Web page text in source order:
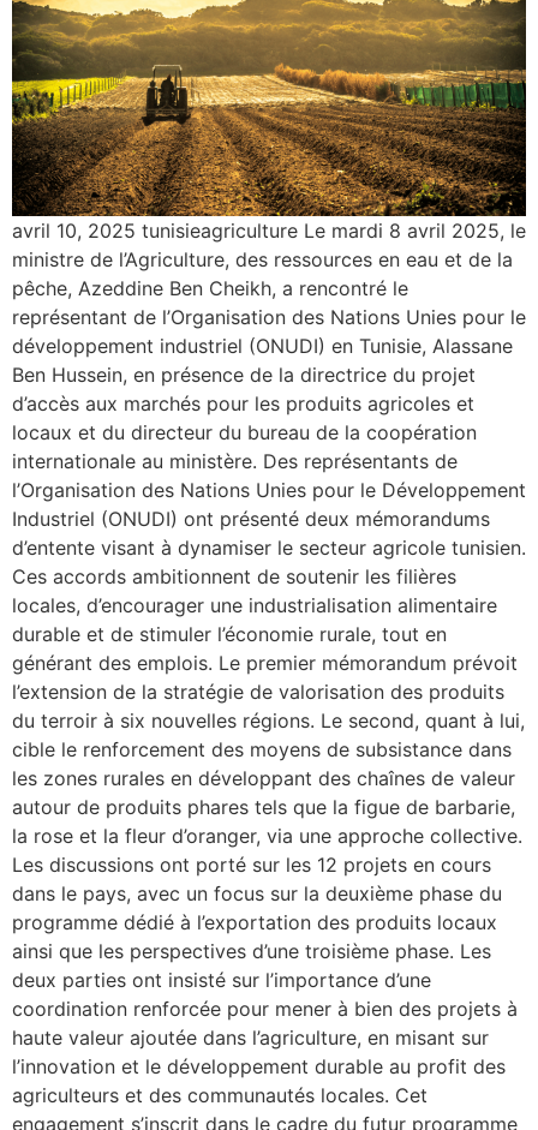
avril 10, 2025 tunisieagriculture Le mardi 8 avril 2025, le
ministre de l’Agriculture, des ressources en eau et de la
pêche, Azeddine Ben Cheikh, a rencontré le
représentant de l’Organisation des Nations Unies pour le
développement industriel (ONUDI) en Tunisie, Alassane
Ben Hussein, en présence de la directrice du projet
d’accès aux marchés pour les produits agricoles et
locaux et du directeur du bureau de la coopération
internationale au ministère. Des représentants de
l’Organisation des Nations Unies pour le Développement
Industriel (ONUDI) ont présenté deux mémorandums
d’entente visant à dynamiser le secteur agricole tunisien.
Ces accords ambitionnent de soutenir les filières
locales, d’encourager une industrialisation alimentaire
durable et de stimuler l’économie rurale, tout en
générant des emplois. Le premier mémorandum prévoit
l’extension de la stratégie de valorisation des produits
du terroir à six nouvelles régions. Le second, quant à lui,
cible le renforcement des moyens de subsistance dans
les zones rurales en développant des chaînes de valeur
autour de produits phares tels que la figue de barbarie,
la rose et la fleur d’oranger, via une approche collective.
Les discussions ont porté sur les 12 projets en cours
dans le pays, avec un focus sur la deuxième phase du
programme dédié à l’exportation des produits locaux
ainsi que les perspectives d’une troisième phase. Les
deux parties ont insisté sur l’importance d’une
coordination renforcée pour mener à bien des projets à
haute valeur ajoutée dans l’agriculture, en misant sur
l’innovation et le développement durable au profit des
agriculteurs et des communautés locales. Cet
engagement s’inscrit dans le cadre du futur programme